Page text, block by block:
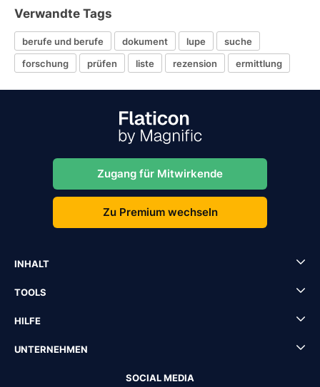
Verwandte Tags
berufe und berufe dokument lupe
suche
forschung
prüfen liste rezension ermittlung
Zugang für Mitwirkende
Zu Premium wechseln
INHALT
TOOLS
HILFE
UNTERNEHMEN
SOCIAL MEDIA